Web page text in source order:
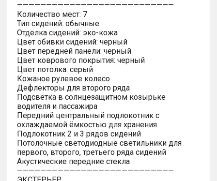
———————————————————————————
Количество мест: 7
Тип сидений: обычные
Отделка сидений: эко-кожа
Цвет обивки сидений: черный
Цвет передней панели: черный
Цвет коврового покрытия: черный
Цвет потолка: серый
Кожаное рулевое колесо
Дефлекторы для второго ряда
Подсветка в солнцезащитном козырьке
водителя и пассажира
Передний центральный подлокотник с
охлаждаемой ёмкостью для хранения
Подлокотник 2 и 3 рядов сидений
Потолочные светодиодные светильники для
первого, второго, третьего ряда сидений
Акустические передние стекла
———————————————————————————